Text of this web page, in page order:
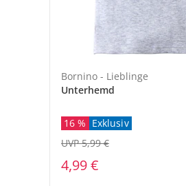
Bornino - Lieblinge
Unterhemd
16 % Exklusiv
4,99 €
UVP 5,99 €